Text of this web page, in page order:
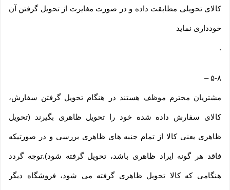
کالای تحویلی مطابقت داده و در صورت مغایرت از تحویل گرفتن آن
خودداری نماید
.
۵-۸–
مشتریان محترم موظف هستند در هنگام تحویل گرفتن سفارش،
کالای سفارش داده شده خود را تحویل ظاهری بگیرند (تحویل
ظاهری یعنی کالا از تمام جنبه های ظاهری بررسی و در صورتیکه
فاقد هر گونه ایراد ظاهری باشد، تحویل گرفته شود).توجه گردد
هنگامی که کالا تحویل ظاهری گرفته می شود، فروشگاه دیگر